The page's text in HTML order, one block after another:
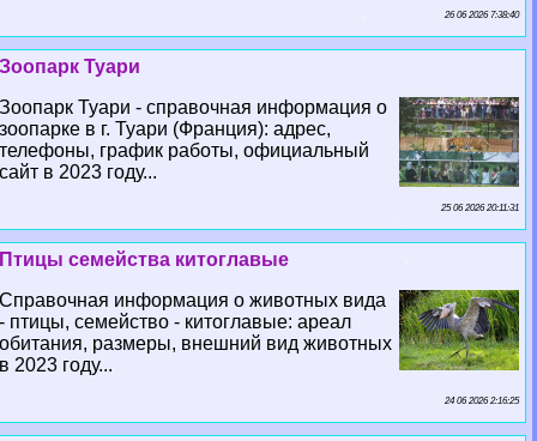
26 06 2026 7:38:40
Зоопарк Туари
Зоопарк Туари - справочная информация о
зоопарке в г. Туари (Франция): адрес,
телефоны, график работы, официальный
сайт в 2023 году...
25 06 2026 20:11:31
Птицы семейства китоглавые
Справочная информация о животных вида
- птицы, семейство - китоглавые: ареал
обитания, размеры, внешний вид животных
в 2023 году...
24 06 2026 2:16:25